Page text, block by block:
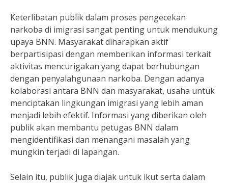
Keterlibatan publik dalam proses pengecekan
narkoba di imigrasi sangat penting untuk mendukung
upaya BNN. Masyarakat diharapkan aktif
berpartisipasi dengan memberikan informasi terkait
aktivitas mencurigakan yang dapat berhubungan
dengan penyalahgunaan narkoba. Dengan adanya
kolaborasi antara BNN dan masyarakat, usaha untuk
menciptakan lingkungan imigrasi yang lebih aman
menjadi lebih efektif. Informasi yang diberikan oleh
publik akan membantu petugas BNN dalam
mengidentifikasi dan menangani masalah yang
mungkin terjadi di lapangan.
Selain itu, publik juga diajak untuk ikut serta dalam